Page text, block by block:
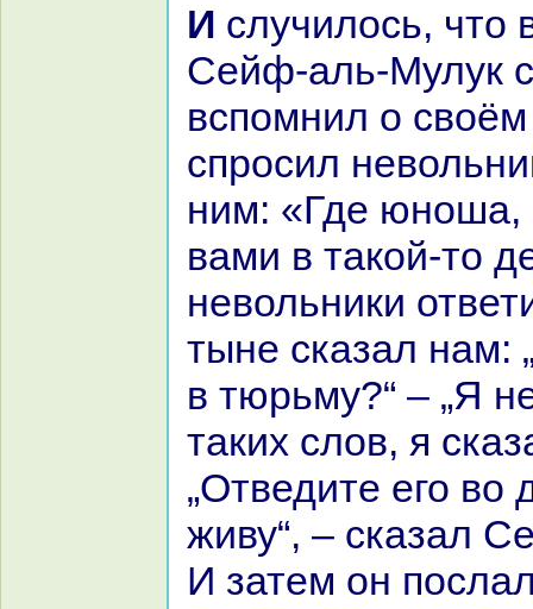
И случилось, что в один из дней
Сейф-аль-Мулук
вспомнил о
спросил
ним: «Где юноша,
вами в такoй-то
невольники
тыне сказал нaм:
в тюрьму?“ – „Я
таких слов, я
„Отведите его во
живу“, – сказал
И затем он